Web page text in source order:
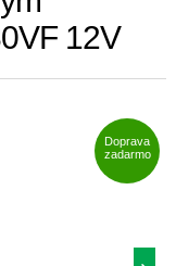
12V
Doprava
zadarmo